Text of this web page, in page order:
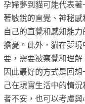
孕婦夢到貓可能代表
著敏銳的直覺、神秘
自己的直覺和感知能
擔憂。此外，貓在夢
要，需要被察覺和理解
因此最好的方式是回
己在現實生活中的情
者不安，也可以考慮